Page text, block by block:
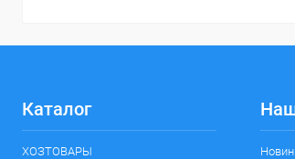
Каталог
ХОЗТОВАРЫ